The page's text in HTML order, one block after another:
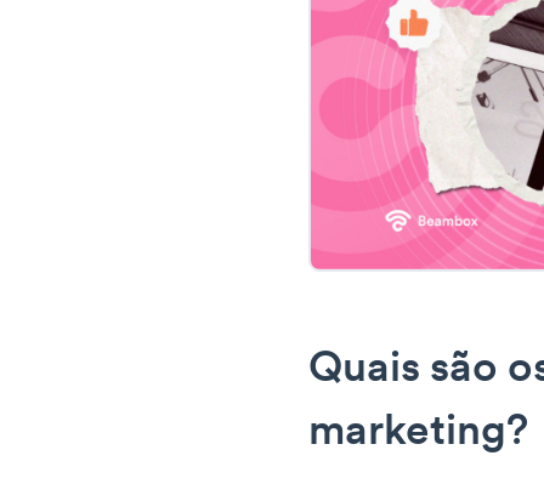
Quais são
marketing?